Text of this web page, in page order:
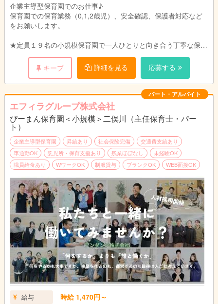
企業主導型保育園でのお仕事♪
保育園での保育業務（0,1,2歳児）、安全確認、保護者対応など
をお願いします。
★定員１９名の小規模保育園で一人ひとりと向き合う丁寧な保育
ご家庭、職員、地域のトライアングルで子どもたちの成長を見守
れるような環境づくりを目指しています。
キープ 詳細を見る 応募する
パート・アルバイト
エフィラグループ株式会社
ぴーまん保育園＜小規模＞二俣川（主任保育士・パー
ト）
企業主導型保育園 昇給あり 社会保険完備
交通費支給あり
車通勤OK
託児所・保育支援あり 残業ほぼなし
未経験OK
職員給食あり
WワークOK 制服貸与 ブランクOK WEB面接OK
給与 時給 1,470円～